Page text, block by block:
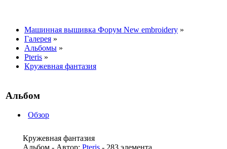
Машинная вышивка Форум New embroidery »
Галерея »
Альбомы »
Pteris »
Кружевная фантазия
Альбом
Обзор
Кружевная фантазия